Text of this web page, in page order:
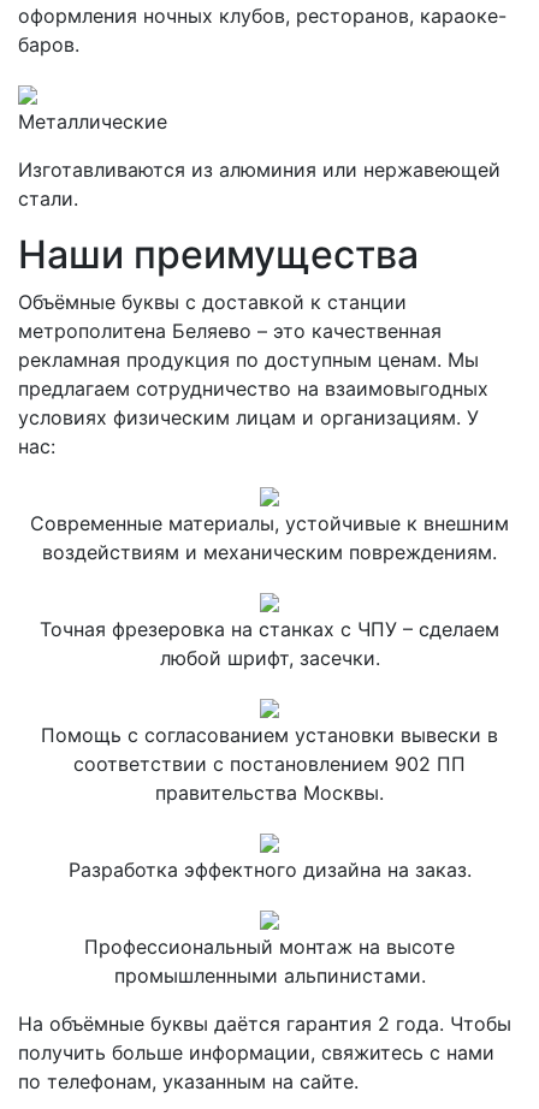
оформления ночных клубов, ресторанов, караоке-
баров.
Металлические
Изготавливаются из алюминия или нержавеющей
стали.
Наши преимущества
Объёмные буквы с доставкой к станции
метрополитена Беляево – это качественная
рекламная продукция по доступным ценам. Мы
предлагаем сотрудничество на взаимовыгодных
условиях физическим лицам и организациям. У
нас:
Современные материалы, устойчивые к внешним
воздействиям и механическим повреждениям.
Точная фрезеровка на станках с ЧПУ – сделаем
любой шрифт, засечки.
Помощь с согласованием установки вывески в
соответствии с постановлением 902 ПП
правительства Москвы.
Разработка эффектного дизайна на заказ.
Профессиональный монтаж на высоте
промышленными альпинистами.
На объёмные буквы даётся гарантия 2 года. Чтобы
получить больше информации, свяжитесь с нами
по телефонам, указанным на сайте.